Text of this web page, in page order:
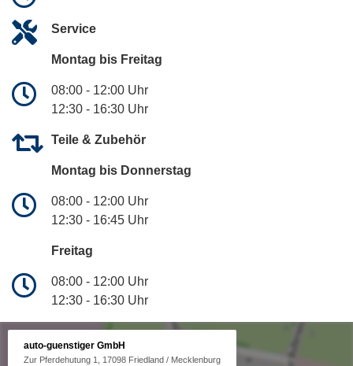
Service
Montag bis Freitag
08:00 - 12:00 Uhr
12:30 - 16:30 Uhr
Teile & Zubehör
Montag bis Donnerstag
08:00 - 12:00 Uhr
12:30 - 16:45 Uhr
Freitag
08:00 - 12:00 Uhr
12:30 - 16:30 Uhr
auto-guenstiger GmbH
Zur Pferdehutung 1, 17098 Friedland / Mecklenburg